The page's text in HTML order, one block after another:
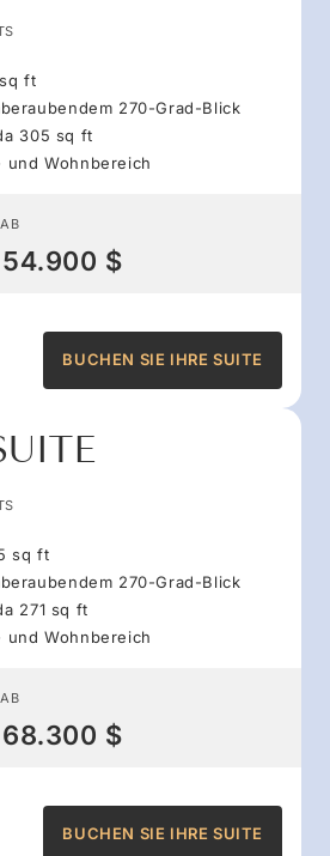
ft
270-Grad-Blick
305 sq ft
und Wohnbereich
54.900 $
BUCHEN SIE IHRE SUITE
sq ft
270-Grad-Blick
271 sq ft
und Wohnbereich
68.300 $
BUCHEN SIE IHRE SUITE